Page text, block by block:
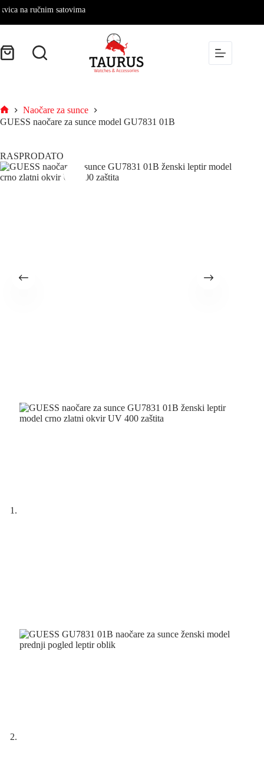
na ručnim satovima
Naočare za sunce
GUESS naočare za sunce model GU7831 01B
RASPRODATO